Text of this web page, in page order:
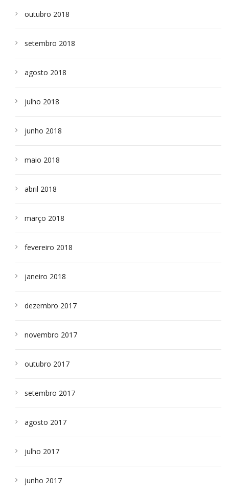
outubro 2018
setembro 2018
agosto 2018
julho 2018
junho 2018
maio 2018
abril 2018
março 2018
fevereiro 2018
janeiro 2018
dezembro 2017
novembro 2017
outubro 2017
setembro 2017
agosto 2017
julho 2017
junho 2017